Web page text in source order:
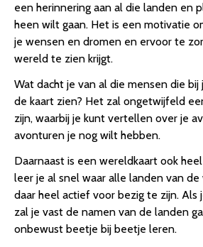
een herinnering aan al die landen en
heen wilt gaan. Het is een motivatie
je wensen en dromen en ervoor te
wereld te zien krijgt.
Wat dacht je van al die mensen die bij
de kaart zien? Het zal ongetwijfeld
zijn, waarbij je kunt vertellen over je
avonturen je nog wilt hebben.
Daarnaast is een wereldkaart ook
leer je al snel waar alle landen van
daar heel actief voor bezig te zijn. Als
zal je vast de namen van de landen
onbewust beetje bij beetje leren.